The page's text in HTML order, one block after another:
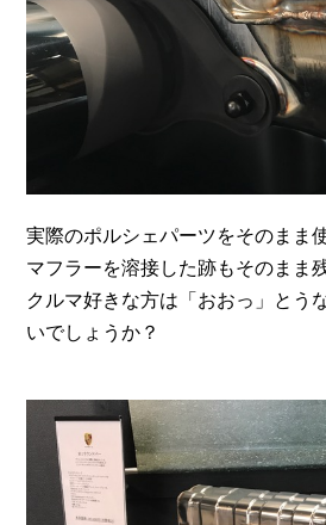
実際のポルシェパーツをそのまま
マフラーを溶接した跡もそのまま
クルマ好きな方は「おおっ」とう
いでしょうか？